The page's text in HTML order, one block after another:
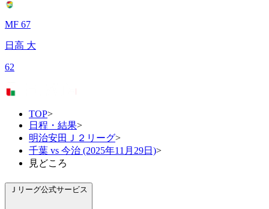
MF 67
日高 大
62
TOP>
日程・結果>
明治安田Ｊ２リーグ>
千葉 vs 今治 (2025年11月29日)>
見どころ
Ｊリーグ公式サービス